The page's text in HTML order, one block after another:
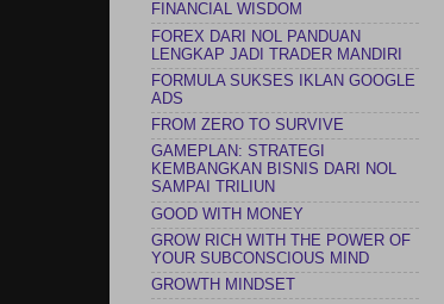
FINANCIAL WISDOM
FOREX DARI NOL PANDUAN
LENGKAP JADI TRADER MANDIRI
FORMULA SUKSES IKLAN GOOGLE
ADS
FROM ZERO TO SURVIVE
GAMEPLAN: STRATEGI
KEMBANGKAN BISNIS DARI NOL
SAMPAI TRILIUN
GOOD WITH MONEY
GROW RICH WITH THE POWER OF
YOUR SUBCONSCIOUS MIND
GROWTH MINDSET